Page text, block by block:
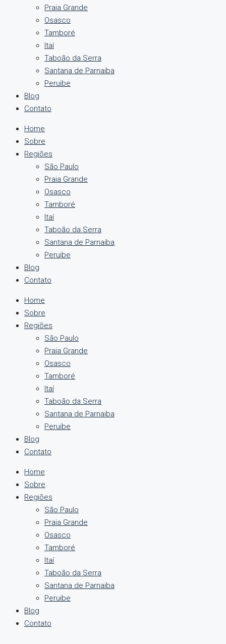
Praia Grande
Osasco
Tamboré
Itaí
Taboão da Serra
Santana de Parnaiba
Peruibe
Blog
Contato
Home
Sobre
Regiões
São Paulo
Praia Grande
Osasco
Tamboré
Itaí
Taboão da Serra
Santana de Parnaiba
Peruibe
Blog
Contato
Home
Sobre
Regiões
São Paulo
Praia Grande
Osasco
Tamboré
Itaí
Taboão da Serra
Santana de Parnaiba
Peruibe
Blog
Contato
Home
Sobre
Regiões
São Paulo
Praia Grande
Osasco
Tamboré
Itaí
Taboão da Serra
Santana de Parnaiba
Peruibe
Blog
Contato